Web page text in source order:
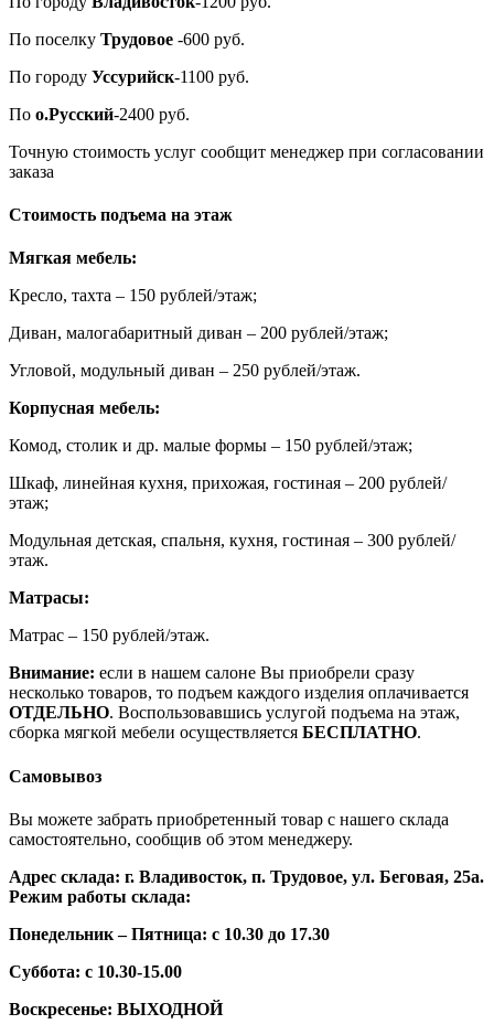
По поселку Трудовое -600 руб.
По городу Уссурийск-1100 руб.
По о.Русский-2400 руб.
Точную стоимость услуг сообщит менеджер при согласовании
заказа
Стоимость подъема на этаж
Мягкая мебель:
Кресло, тахта – 150 рублей/этаж;
Диван, малогабаритный диван – 200 рублей/этаж;
Угловой, модульный диван – 250 рублей/этаж.
Корпусная мебель:
Комод, столик и др. малые формы – 150 рублей/этаж;
Шкаф, линейная кухня, прихожая, гостиная – 200 рублей/
этаж;
Модульная детская, спальня, кухня, гостиная – 300 рублей/
этаж.
Матрасы:
Матрас – 150 рублей/этаж.
Внимание: если в нашем салоне Вы приобрели сразу
несколько товаров, то подъем каждого изделия оплачивается
ОТДЕЛЬНО. Воспользовавшись услугой подъема на этаж,
сборка мягкой мебели осуществляется БЕСПЛАТНО.
Самовывоз
Вы можете забрать приобретенный товар с нашего склада
самостоятельно, сообщив об этом менеджеру.
Адрес склада: г. Владивосток, п. Трудовое, ул. Беговая, 25а.
Режим работы склада:
Понедельник – Пятница: с 10.30 до 17.30
Суббота: с 10.30-15.00
Воскресенье: ВЫХОДНОЙ